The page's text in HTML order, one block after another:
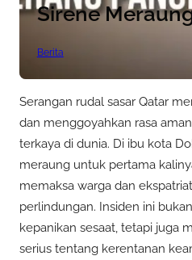
Sirene
Berita
Serangan rudal sasar Qatar
dan menggoyahkan rasa
terkaya di dunia. Di ibu kota
meraung untuk pertama
memaksa warga dan
perlindungan. Insiden ini
kepanikan sesaat, tetapi juga
serius tentang kerentanan